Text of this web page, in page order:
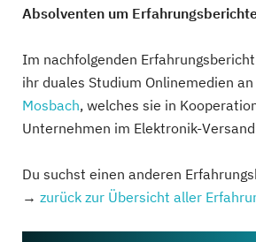
Absolventen um
Im nachfolgenden
ihr duales Studium Onlinemedien
Mosbach, welches sie in
Unternehmen im Elektronik-
Du suchst einen anderen
→ zurück zur Übersicht aller